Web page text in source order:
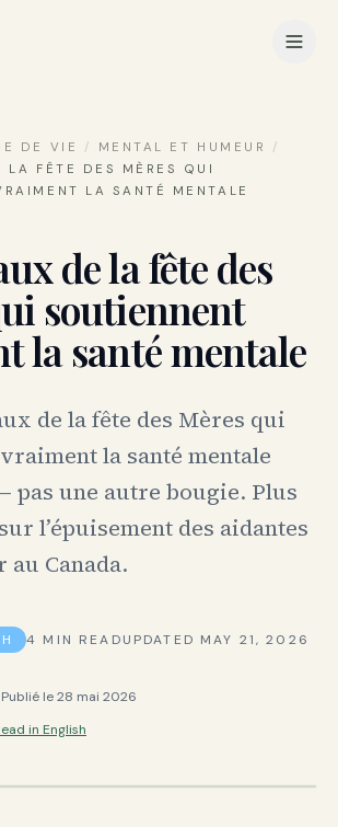
DE VIE / MENTAL ET HUMEUR
/
LA FÊTE DES MÈRES QUI
LA SANTÉ MENTALE
de la fête des
soutiennent
la santé mentale
de la fête des Mères qui
la santé mentale
pas une autre bougie. Plus
l’épuisement des aidantes
au Canada.
4 MIN READUPDATED MAY 21, 2026
Publié le28 mai 2026
in English